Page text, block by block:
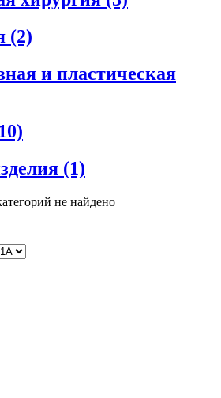
(2)
и пластическая
(1)
не найдено